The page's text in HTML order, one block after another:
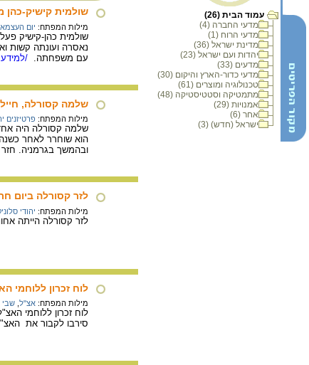
עמוד הבית (26)
מדעי החברה (4)
מדעי הרוח (1)
מדינת ישראל (36)
יהדות ועם ישראל (23)
מדעים (33)
מדעי כדור-הארץ והיקום (30)
טכנולוגיה ומוצרים (61)
מתמטיקה וסטטיסטיקה (48)
אמנויות (29)
אחר (6)
ישראל (חדש) (3)
שולמית קישיק-
מילות המפתח: יום
שולמית כהן-קישיק
עם משפחתה. /
שלמה קסורלה, חייל
מילות המפתח: פרטיזנים
שלמה קסורלה היה אחד
הוא שוחרר לאחר כשנה
ובהמשך בגרמניה.
לזר קסורלה ביום
מילות המפתח: יהודי
לזר קסורלה הייתה
לוח זכרון ללוחמי
מילות המפתח: אצ"ל שבי
סירבו לקבור את